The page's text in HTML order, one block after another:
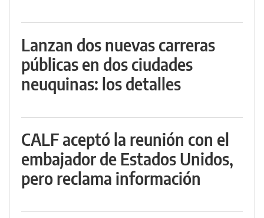
Lanzan dos nuevas carreras
públicas en dos ciudades
neuquinas: los detalles
CALF aceptó la reunión con el
embajador de Estados Unidos,
pero reclama información